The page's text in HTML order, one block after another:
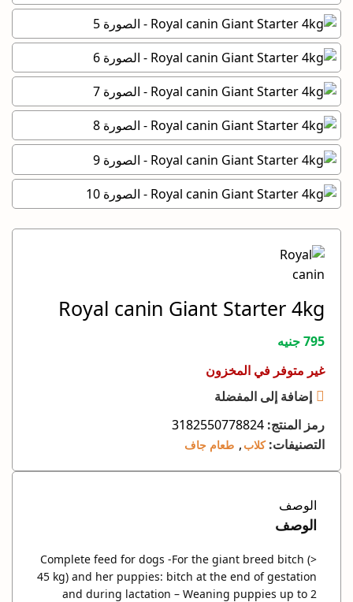
Royal canin Giant Starter 4kg
795جنيه
غير متوفر في المخزون
إضافة إلى المفضلة
رمز المنتج: 3182550778824
التصنيفات: كلاب , طعام جاف
الوصف
الوصف
Complete feed for dogs -For the giant breed bitch (>
45 kg) and her puppies: bitch at the end of gestation
and during lactation – Weaning puppies up to 2